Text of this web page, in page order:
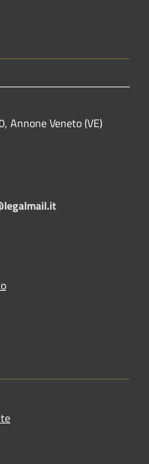
Annone Veneto (VE)